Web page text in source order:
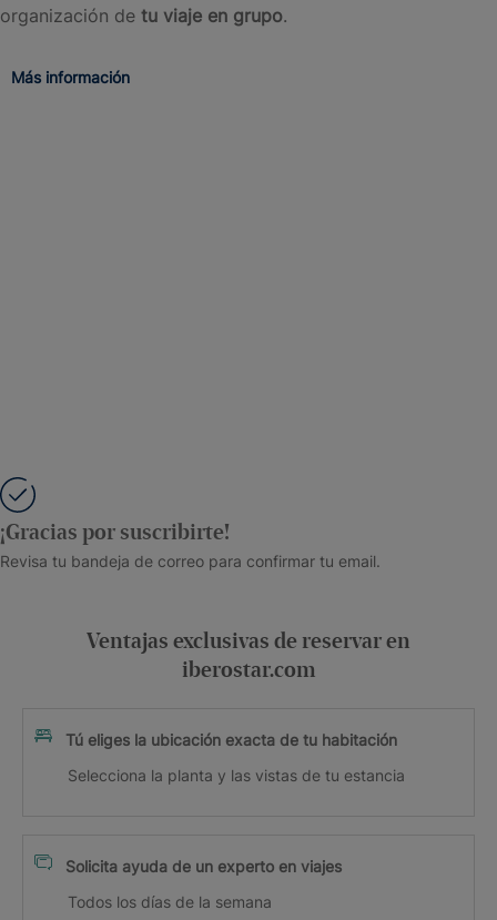
organización de tu viaje en grupo.
Más información
¡Gracias por suscribirte!
Revisa tu bandeja de correo para confirmar tu email.
Ventajas exclusivas de reservar en
iberostar.com
Tú eliges la ubicación exacta de tu habitación
Selecciona la planta y las vistas de tu estancia
Solicita ayuda de un experto en viajes
Todos los días de la semana